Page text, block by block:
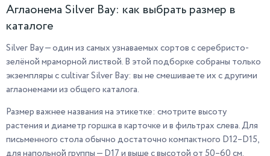
Аглаонема Silver Bay: как выбрать размер в
каталоге
Silver Bay — один из самых узнаваемых сортов с серебристо-
зелёной мраморной листвой. В этой подборке собраны только
экземпляры с cultivar Silver Bay: вы не смешиваете их с другими
аглаонемами из общего каталога.
Размер важнее названия на этикетке: смотрите высоту
растения и диаметр горшка в карточке и в фильтрах слева. Для
письменного стола обычно достаточно компактного D12–D15,